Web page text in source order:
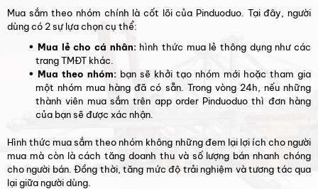
Mua sắm theo nhóm chính là cốt lõi của Pinduoduo. Tại đây, người
dùng có 2 sự lựa chọn cụ thể:
Mua lẻ cho cá nhân:hình thức mua lẻ thông dụng như các
trang TMĐT khác.
Mua theo nhóm: bạn sẽ khởi tạo nhóm mới hoặc tham gia
một nhóm mua hàng đã có sẵn. Trong vòng 24h, nếu những
thành viên mua sắm trên app order Pinduoduo thì đơn hàng
của bạn sẽ được xác nhận.
Hình thức mua sắm theo nhóm không những đem lại lợi ích cho người
mua mà còn là cách tăng doanh thu và số lượng bán nhanh chóng
cho người bán. Đồng thời, tăng mức độ trải nghiệm và tương tác qua
lại giữa người dùng.